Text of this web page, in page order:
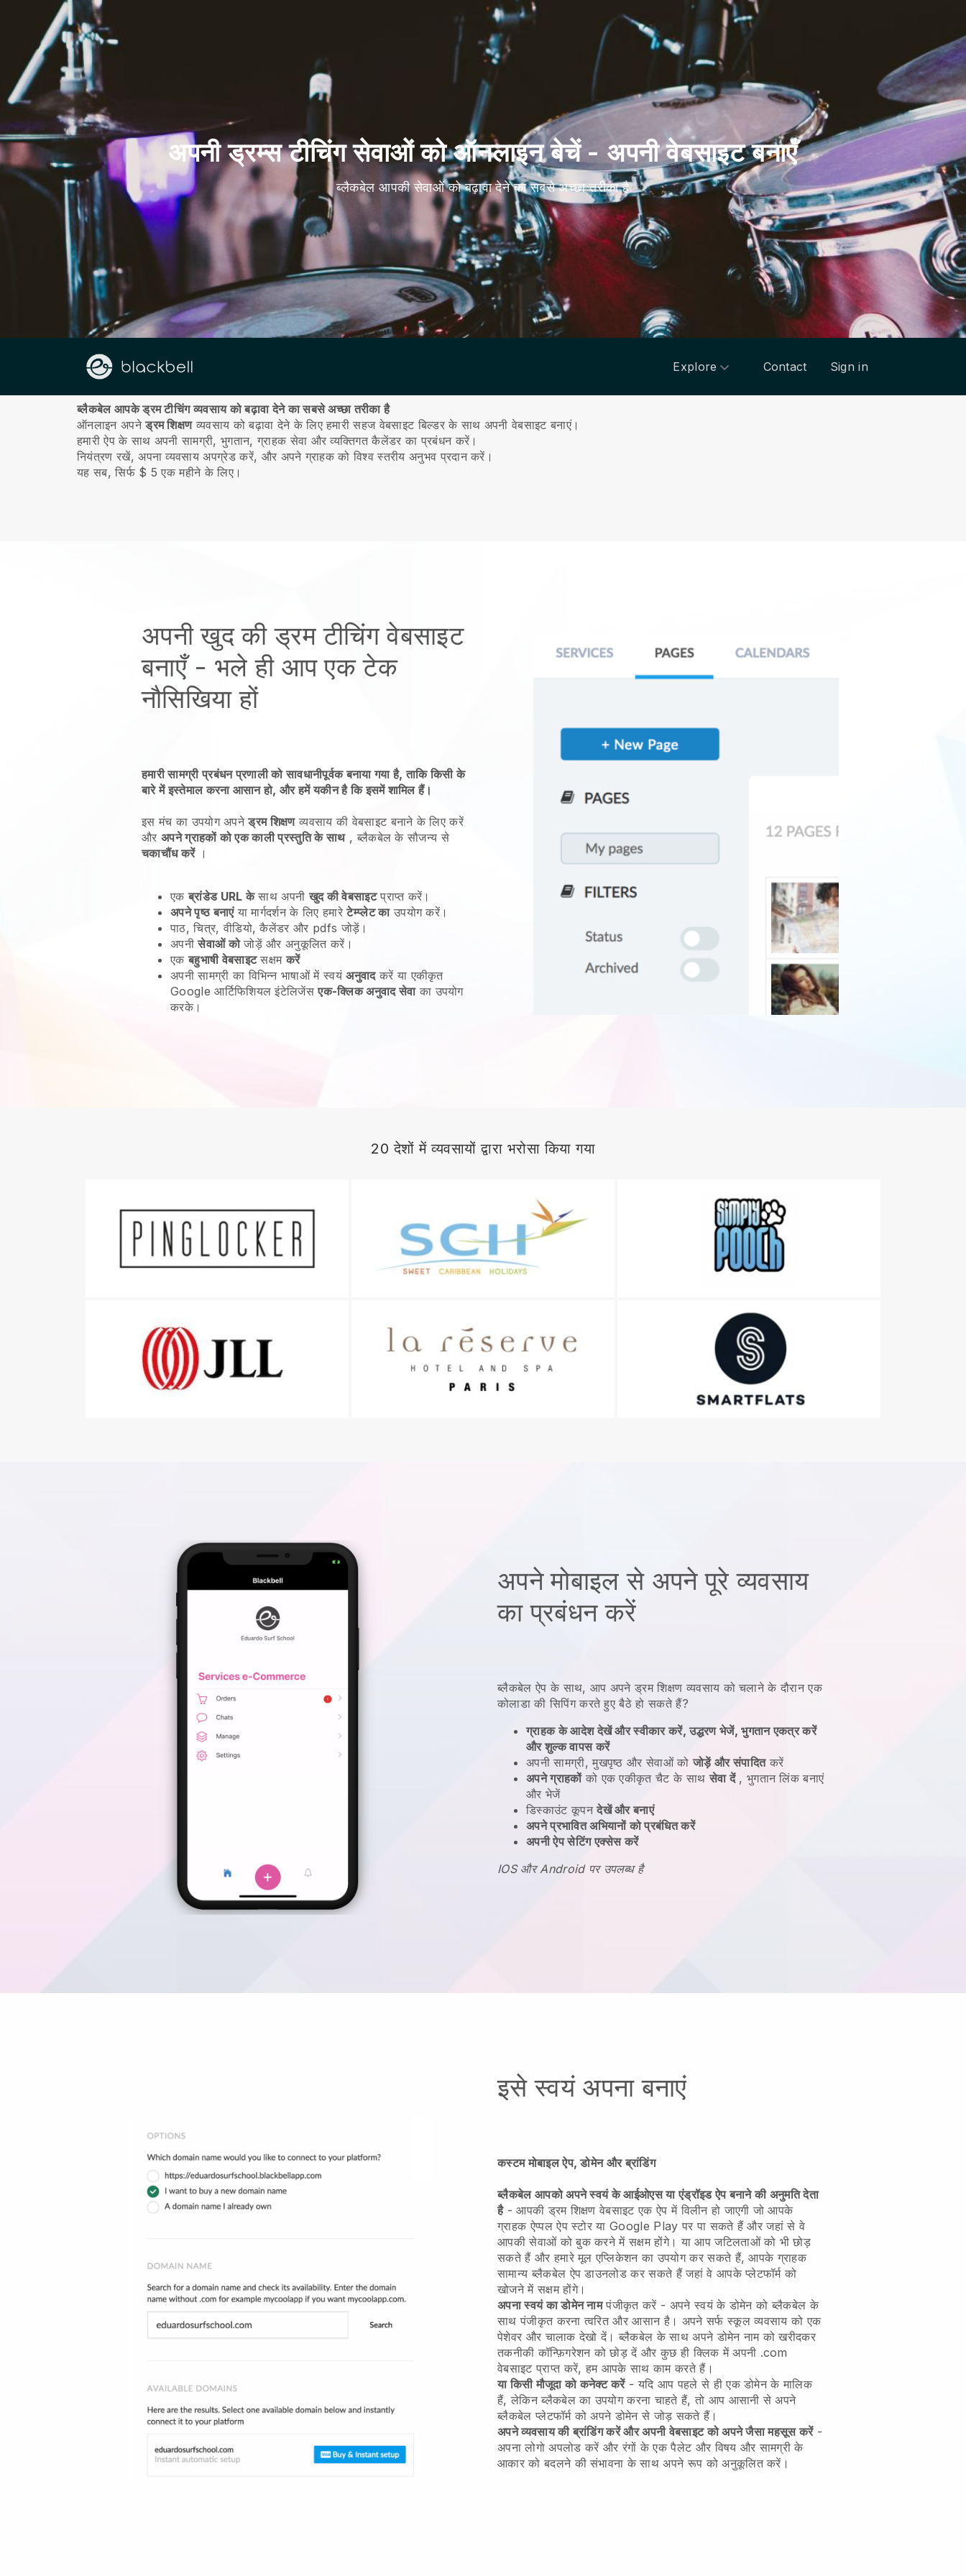
अपनी ड्रम्स टीचिंग सेवाओं को ऑनलाइन बेचें - अपनी वेबसाइट बनाएँ
ब्लैकबेल आपकी सेवाओं को बढ़ावा देने का सबसे अच्छा तरीका है
Explore Contact Sign in
हमारे बारे में
ब्लैकबेल आपके ड्रम टीचिंग व्यवसाय को बढ़ावा देने का सबसे अच्छा तरीका है
ऑनलाइन अपनेड्रम शिक्षणव्यवसाय को बढ़ावा देने के लिए हमारी सहज वेबसाइट बिल्डर के साथ अपनी वेबसाइट बनाएं।
हमारी ऐप के साथ अपनी सामग्री, भुगतान, ग्राहक सेवा और व्यक्तिगत कैलेंडर का प्रबंधन करें।
नियंत्रण रखें, अपना व्यवसाय अपग्रेड करें, और अपने ग्राहक को विश्व स्तरीय अनुभव प्रदान करें।
यह सब, सिर्फ $ 5 एक महीने के लिए।
अपनी खुद की ड्रम टीचिंग वेबसाइट
बनाएँ - भले ही आप एक टेक
नौसिखिया हों
हमारी सामग्री प्रबंधन प्रणाली को सावधानीपूर्वक बनाया गया है, ताकि किसी के
बारे में इस्तेमाल करना आसान हो, और हमें यकीन है कि इसमें शामिल हैं।
इस मंच का उपयोग अपनेड्रम शिक्षणव्यवसाय की वेबसाइट बनाने के लिए करें
और अपने ग्राहकों को एक काली प्रस्तुति के साथ, ब्लैकबेल के सौजन्य से
चकाचौंध करें।
एकब्रांडेड URL केसाथ अपनीखुद की वेबसाइटप्राप्त करें।
अपने पृष्ठ बनाएंया मार्गदर्शन के लिए हमारेटेम्प्लेट काउपयोग करें।
पाठ, चित्र, वीडियो, कैलेंडर और pdfs जोड़ें।
अपनीसेवाओं कोजोड़ें और अनुकूलित करें।
एकबहुभाषी वेबसाइटसक्षमकरें
अपनी सामग्री का विभिन्न भाषाओं में स्वयंअनुवादकरें या एकीकृत
Google आर्टिफिशियल इंटेलिजेंसएक-क्लिक अनुवाद सेवाका उपयोग
करके।
20 देशों में व्यवसायों द्वारा भरोसा किया गया
अपने मोबाइल से अपने पूरे व्यवसाय
का प्रबंधन करें
ब्लैकबेल ऐप के साथ, आप अपने ड्रम शिक्षण व्यवसाय को चलाने के दौरान एक
कोलाडा की सिपिंग करते हुए बैठे हो सकते हैं?
ग्राहक के आदेश देखें और स्वीकार करें, उद्धरण भेजें, भुगतान एकत्र करें
और शुल्क वापस करें
अपनी सामग्री, मुखपृष्ठ और सेवाओं कोजोड़ें और संपादितकरें
अपने ग्राहकोंको एक एकीकृत चैट के साथसेवा दें, भुगतान लिंक बनाएं
और भेजें
डिस्काउंट कूपनदेखें और बनाएं
अपने प्रभावित अभियानों को प्रबंधित करें
अपनी ऐप सेटिंग एक्सेस करें
IOS और Android पर उपलब्ध है
इसे स्वयं अपना बनाएं
कस्टम मोबाइल ऐप, डोमेन और ब्रांडिंग
ब्लैकबेल आपको अपने स्वयं के आईओएस या एंड्रॉइड ऐप बनाने की अनुमति देता
है- आपकी ड्रम शिक्षण वेबसाइट एक ऐप में विलीन हो जाएगी जो आपके
ग्राहक ऐप्पल ऐप स्टोर या Google Play पर पा सकते हैं और जहां से वे
आपकी सेवाओं को बुक करने में सक्षम होंगे। या आप जटिलताओं को भी छोड़
सकते हैं और हमारे मूल एप्लिकेशन का उपयोग कर सकते हैं, आपके ग्राहक
सामान्य ब्लैकबेल ऐप डाउनलोड कर सकते हैं जहां वे आपके प्लेटफॉर्म को
खोजने में सक्षम होंगे।
अपना स्वयं का डोमेन नामपंजीकृत करें - अपने स्वयं के डोमेन को ब्लैकबेल के
साथ पंजीकृत करना त्वरित और आसान है। अपने सर्फ स्कूल व्यवसाय को एक
पेशेवर और चालाक देखो दें। ब्लैकबेल के साथ अपने डोमेन नाम को खरीदकर
तकनीकी कॉन्फ़िगरेशन को छोड़ दें और कुछ ही क्लिक में अपनी .com
वेबसाइट प्राप्त करें, हम आपके साथ काम करते हैं।
या किसी मौजूदा को कनेक्ट करें- यदि आप पहले से ही एक डोमेन के मालिक
हैं, लेकिन ब्लैकबेल का उपयोग करना चाहते हैं, तो आप आसानी से अपने
ब्लैकबेल प्लेटफॉर्म को अपने डोमेन से जोड़ सकते हैं।
अपने व्यवसाय की ब्रांडिंग करें और अपनी वेबसाइट को अपने जैसा महसूस करें-
अपना लोगो अपलोड करें और रंगों के एक पैलेट और विषय और सामग्री के
आकार को बदलने की संभावना के साथ अपने रूप को अनुकूलित करें।